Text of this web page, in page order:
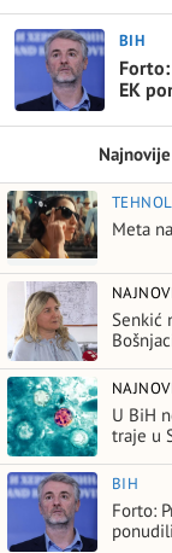
BIH
EK
Najnovije
Meta
Senkić
U BiH
traje u
BIH
Forto: